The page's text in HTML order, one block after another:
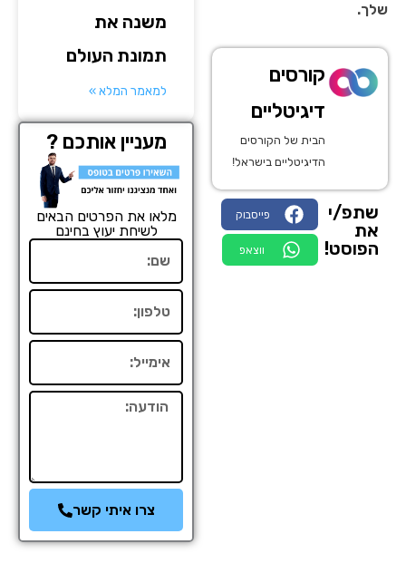
שלך.
קורסים
דיגיטליים
הבית של הקורסים
הדיגיטליים בישראל!
שתפ/י
את
הפוסט!
פייסבוק
ווצאפ
משנה את
תמונת העולם
למאמר המלא »
מעניין אותכם ?
מלאו את הפרטים הבאים
לשיחת יעוץ בחינם
הודעה
צרו איתי קשר